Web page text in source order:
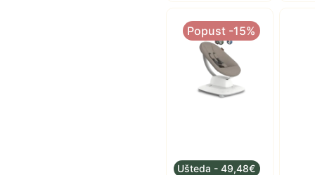
Popust -15%
Ušteda - 49,48€